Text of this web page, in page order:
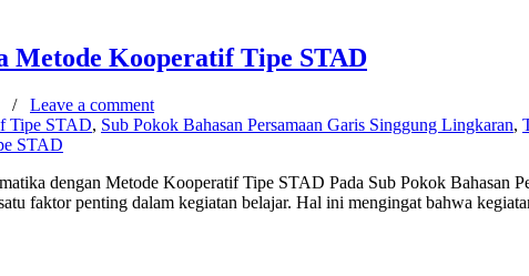
Metode Kooperatif Tipe STAD
/ Leave a comment
Tipe STAD, Sub Pokok Bahasan Persamaan Garis Singgung Lingkaran,
dengan Metode Kooperatif Tipe STAD Pada Sub Pokok
faktor penting dalam kegiatan belajar. Hal ini mengingat bahwa